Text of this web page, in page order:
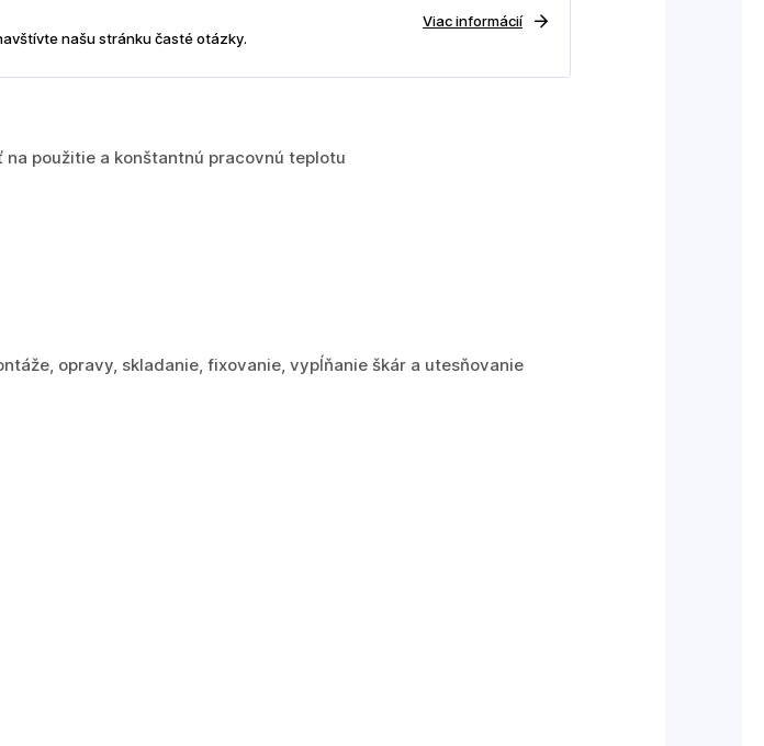
našu stránku časté otázky.
Viac informácií
použitie a konštantnú pracovnú teplotu
opravy, skladanie, fixovanie, vypĺňanie škár a utesňovanie